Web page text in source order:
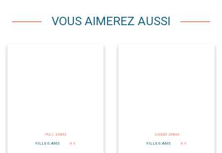
VOUS AIMEREZ AUSSI
PULL DPAM
FILLE 6 ANS
8 €
SWEAT DPAM
FILLE 6 ANS
8 €